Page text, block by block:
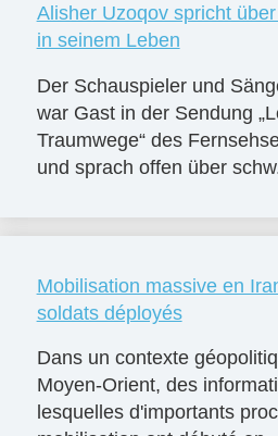
Alisher Uzoqov spricht
in seinem Leben
Der Schauspieler und
war Gast in der Sendung
Traumwege“ des
und sprach offen über
Mobilisation massive en
soldats déployés
Dans un contexte
Moyen-Orient, des
lesquelles d'importants